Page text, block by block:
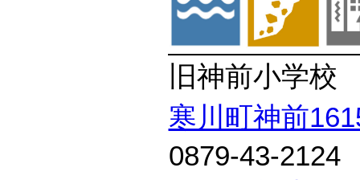
旧神前小学校
寒川町神前
0879-43-2124